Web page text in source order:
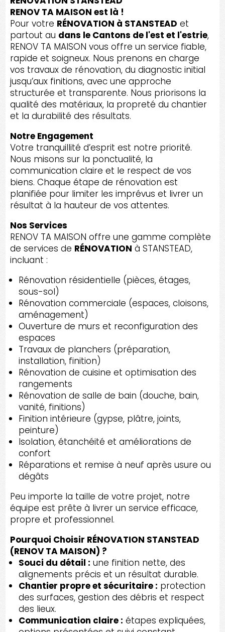
RENOV TA MAISON est là !
Pour votre RÉNOVATION à STANSTEAD et
partout au dans le Cantons de l'est et l'estrie,
RENOV TA MAISON vous offre un service fiable,
rapide et soigneux. Nous prenons en charge
vos travaux de rénovation, du diagnostic initial
jusqu’aux finitions, avec une approche
structurée et transparente. Nous priorisons la
qualité des matériaux, la propreté du chantier
et la durabilité des résultats.
Notre Engagement
Votre tranquillité d’esprit est notre priorité.
Nous misons sur la ponctualité, la
communication claire et le respect de vos
biens. Chaque étape de rénovation est
planifiée pour limiter les imprévus et livrer un
résultat à la hauteur de vos attentes.
Nos Services
RENOV TA MAISON offre une gamme complète
de services de RÉNOVATION à STANSTEAD,
incluant :
Rénovation résidentielle (pièces, étages,
sous-sol)
Rénovation commerciale (espaces, cloisons,
aménagement)
Ouverture de murs et reconfiguration des
espaces
Travaux de planchers (préparation,
installation, finition)
Rénovation de cuisine et optimisation des
rangements
Rénovation de salle de bain (douche, bain,
vanité, finitions)
Finition intérieure (gypse, plâtre, joints,
peinture)
Isolation, étanchéité et améliorations de
confort
Réparations et remise à neuf après usure ou
dégâts
Peu importe la taille de votre projet, notre
équipe est prête à livrer un service efficace,
propre et professionnel.
Pourquoi Choisir RÉNOVATION STANSTEAD
(RENOV TA MAISON) ?
Souci du détail : une finition nette, des
alignements précis et un résultat durable.
Chantier propre et sécuritaire : protection
des surfaces, gestion des débris et respect
des lieux.
Communication claire : étapes expliquées,